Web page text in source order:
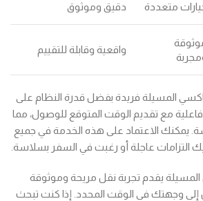
متعددة دقيق وموثوق
واقعية وقابلة للتقييم
المسيلة فريدة بفضل قدرة النظام على
مع تقديم الوقت المتوقع للوصول، مما
يمكنك الاعتماد على هذه الخدمة في جميع
التزامات عاجلة أو رغبت في السفر بسلاسة.
المسيلة يقدم تجربة نقل مريحة وموثوقة
وجهتك في الوقت المحدد. إذا كنت تبحث